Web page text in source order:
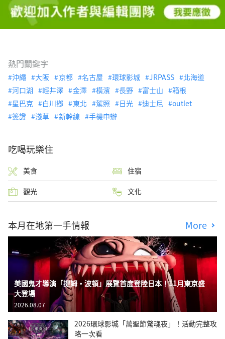
熱門關鍵字
沖繩 大阪 京都 名古屋 環球影城 JRPASS
北海道
河口湖
輕井澤 金澤 橫濱 長野 富士山
箱根
星巴克
白川鄉 東北 駕照 日光 迪士尼
outlet
簽證
淺草 新幹線 手機申辦
吃喝玩樂住
美食 住宿
觀光 文化
本月在地第一手情報 More
美國鬼才導演「提姆・波頓」展覽首度登陸日本！11月東京盛
大登場
2026.08.07
2026環球影城「萬聖節驚魂夜」！活動完整攻
略一次看